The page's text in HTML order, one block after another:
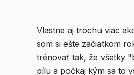
Vlastne aj trochu viac
som si ešte začiatkom
trénovať tak, že všetky
pílu a počkaj kým sa to vstrebe", tak teraz